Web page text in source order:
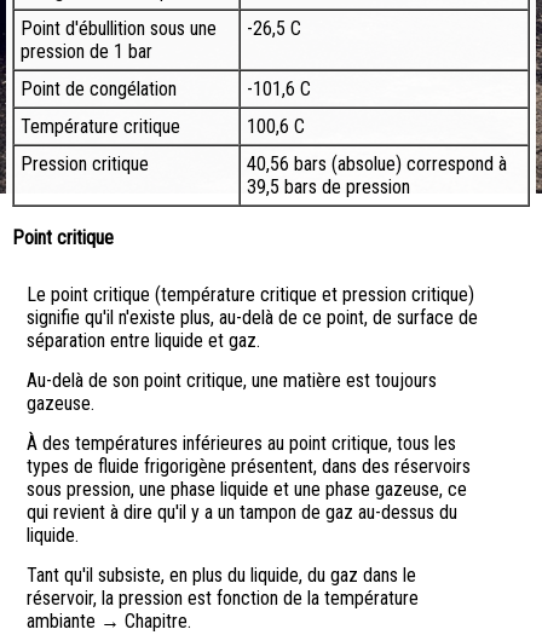
Point d'ébullition sous une
pression de 1 bar
-26,5 C
Point de congélation
-101,6 C
Température critique
100,6 C
Pression critique
40,56 bars (absolue) correspond à
39,5 bars de pression
Point critique
Le point critique (température critique et pression critique)
signifie qu'il n'existe plus, au-delà de ce point, de surface de
séparation entre liquide et gaz.
Au-delà de son point critique, une matière est toujours
gazeuse.
À des températures inférieures au point critique, tous les
types de fluide frigorigène présentent, dans des réservoirs
sous pression, une phase liquide et une phase gazeuse, ce
qui revient à dire qu'il y a un tampon de gaz au-dessus du
liquide.
Tant qu'il subsiste, en plus du liquide, du gaz dans le
réservoir, la pression est fonction de la température
ambiante → Chapitre.